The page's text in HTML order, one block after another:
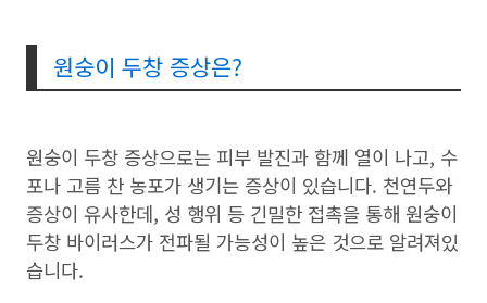
원숭이 두창 증상은?
원숭이 두창 증상으로는 피부 발진과 함께 열이 나고, 수
포나 고름 찬 농포가 생기는 증상이 있습니다. 천연두와
증상이 유사한데, 성 행위 등 긴밀한 접촉을 통해 원숭이
두창 바이러스가 전파될 가능성이 높은 것으로 알려져있
습니다.